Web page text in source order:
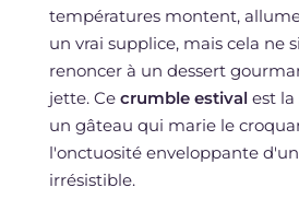
températures montent,
un vrai supplice, mais cela ne
renoncer à un dessert
jette. Ce crumble estivalest la
un gâteau qui marie le
l'onctuosité enveloppante
irrésistible.